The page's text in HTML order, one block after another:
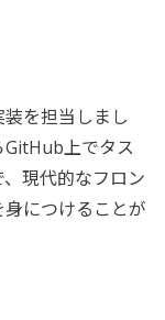
を担当しまし
GitHub上でタス
現代的なフロン
につけることが